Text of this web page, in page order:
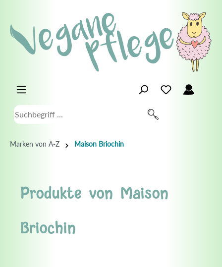
Marken von A-Z Maison Briochin
Produkte von Maison
Briochin